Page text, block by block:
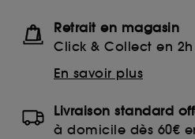
Retrait en magasin
Click & Collect en
En savoir plus
Livraison standard
à domicile dès 60€